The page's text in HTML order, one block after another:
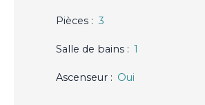
Pièces : 3
Salle de bains : 1
Ascenseur : Oui